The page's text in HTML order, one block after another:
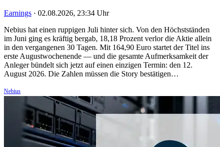
Earnings · 02.08.2026, 23:34 Uhr
Nebius hat einen ruppigen Juli hinter sich. Von den Höchstständen
im Juni ging es kräftig bergab, 18,18 Prozent verlor die Aktie allein
in den vergangenen 30 Tagen. Mit 164,90 Euro startet der Titel ins
erste Augustwochenende — und die gesamte Aufmerksamkeit der
Anleger bündelt sich jetzt auf einen einzigen Termin: den 12.
August 2026. Die Zahlen müssen die Story bestätigen…
Nebius